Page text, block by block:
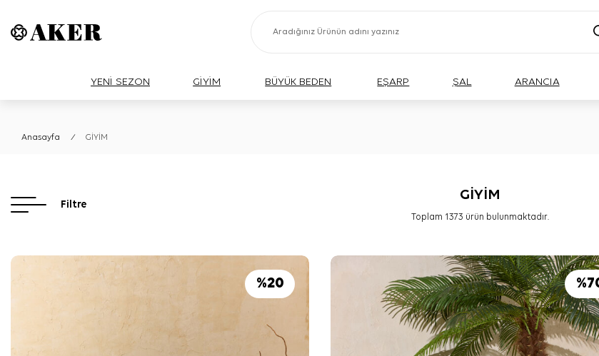
YENİ SEZON GİYİM BÜYÜK BEDEN EŞARP ŞAL ARANCIA
Anasayfa / GİYİM
Filtre
GİYİM
Toplam 1373 ürün bulunmaktadır.
%20 %